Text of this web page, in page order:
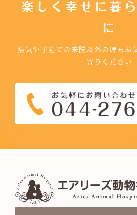
楽しく幸せに暮
に
病気や予防での来院以外の時もお
寄りください